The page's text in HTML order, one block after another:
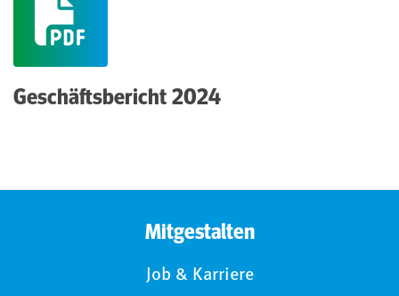
Geschäftsbericht 2024(pdf)
Mitgestalten
Job & Karriere